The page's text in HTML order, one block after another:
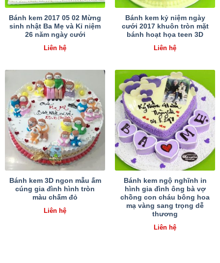
Bánh kem 2017 05 02 Mừng
sinh nhật Ba Mẹ và Kỉ niệm
26 năm ngày cưới
Liên hệ
Bánh kem kỷ niệm ngày
cưới 2017 khuôn tròn mặt
bánh hoạt họa teen 3D
Liên hệ
Bánh kem 3D ngon mẫu ấm
cúng gia đình hình tròn
màu chấm đỏ
Liên hệ
Bánh kem ngộ nghĩnh in
hình gia đình ông bà vợ
chồng con cháu bông hoa
mạ vàng sang trọng dễ
thương
Liên hệ